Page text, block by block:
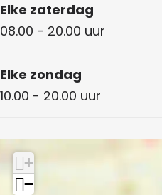
Elke zaterdag
08.00 - 20.00 uur
Elke zondag
10.00 - 20.00 uur
+
−